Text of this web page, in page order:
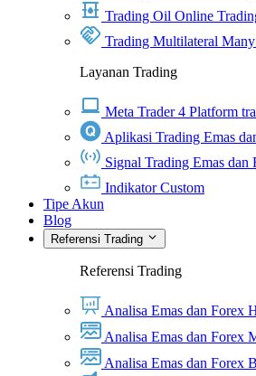
Trading Oil Online
Trading Multilateral
Layanan Trading
Meta Trader 4 Platform
Aplikasi Trading Emas
Signal Trading Emas dan
Indikator Custom
Tipe Akun
Blog
Referensi Trading
Referensi Trading
Analisa Emas dan Forex
Analisa Emas dan Forex
Analisa Emas dan Forex